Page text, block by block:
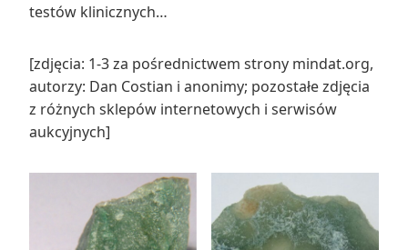
testów klinicznych…
[zdjęcia: 1-3 za pośrednictwem strony mindat.org,
autorzy: Dan Costian i anonimy; pozostałe zdjęcia
z różnych sklepów internetowych i serwisów
aukcyjnych]